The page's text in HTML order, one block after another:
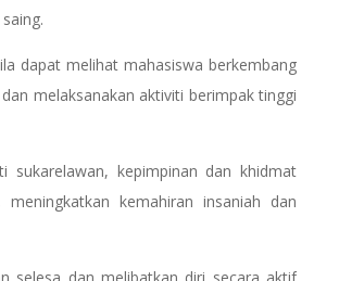
dapat melihat mahasiswa berkembang
melaksanakan aktiviti berimpak tinggi
sukarelawan, kepimpinan dan khidmat
kemahiran insaniah dan
selesa dan melibatkan diri secara aktif